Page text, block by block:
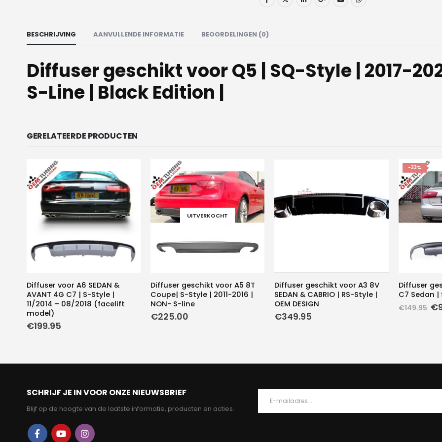
BESCHRIJVING AANVULLENDE INFORMATIE BEOORDELINGEN (0)
Diffuser geschikt voor Q5 | SQ-Style | 2017-
S-Line | Black Edition |
GERELATEERDE PRODUCTEN
Diffuser voor A6 SEDAN &
AVANT 4G C7 | S-Style |
11/2014 – 08/2018 (facelift
model)
€199.95
UITVERKOCHT
Diffuser geschikt voor A5 8T
Coupe| S-Style | 2011-2016 |
NON- S-line
€225.00
Diffuser geschikt voor A3 8V
SEDAN & CABRIO | RS-Style |
OEM DESIGN
€349.95
-33%
Diffuser
C7 Sedan |
€149.95 €
SCHRIJF JE IN VOOR ONZE NIEUWSBRIEF
Blijf op de hoogte van de laatste informatie, producten en acties.